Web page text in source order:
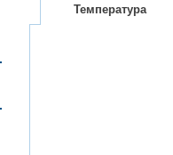
Температура